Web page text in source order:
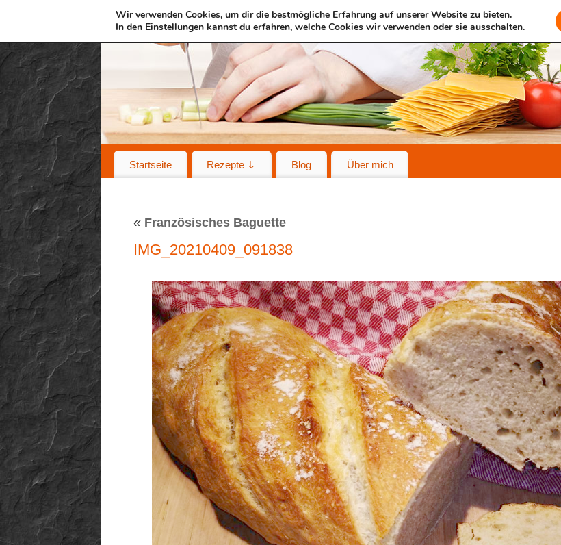
Startseite Rezepte ⇓ Blog Über mich
« Französisches Baguette
IMG_20210409_091838
Wir verwenden Cookies, um dir die bestmögliche Erfahrung auf unserer Website zu bieten.
In den Einstellungen kannst du erfahren, welche Cookies wir verwenden oder sie ausschalten.